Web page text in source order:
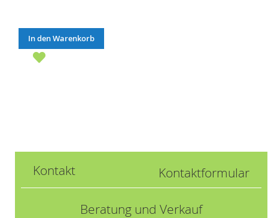
In den Warenkorb
Kontakt Kontaktformular
Beratung und Verkauf